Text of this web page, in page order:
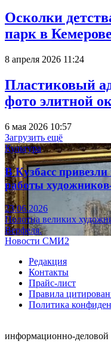
Осколки
парк в
8 апреля 2026 11:24
Пластиковый
фото элитной
6 мая 2026 10:57
Загрузить ещё
Культура
В Кузбасс
работы
23.06.2026
Полотна великих
Верфеля.
Новости СМИ2
Редакция
Контакты
Прайс-лист
Правила
Политика
информационно-деловой